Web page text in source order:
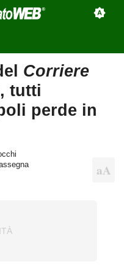
Corriere
tutti
perde in